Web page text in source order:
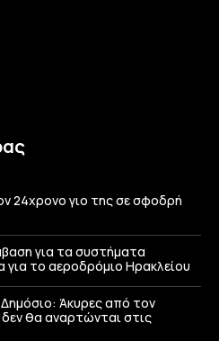
24χρονο γιο της σε σφοδρή
για τα συστήματα
για το αεροδρόμιο Ηρακλείου
Άκυρες από τον
θα αναρτώνται στις